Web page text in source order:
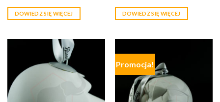
DOWIEDZ SIĘ WIĘCEJ DOWIEDZ SIĘ WIĘCEJ
Promocja!